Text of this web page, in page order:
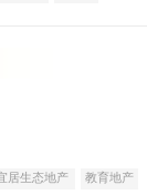
居生态地产 教育地产